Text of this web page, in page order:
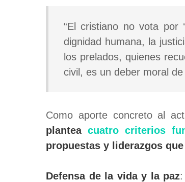
“El cristiano no vota por
dignidad humana, la
los prelados, quienes
civil, es un deber moral
Como aporte concreto al
plantea cuatro criterios
propuestas y liderazgos
Defensa de la vida y la paz